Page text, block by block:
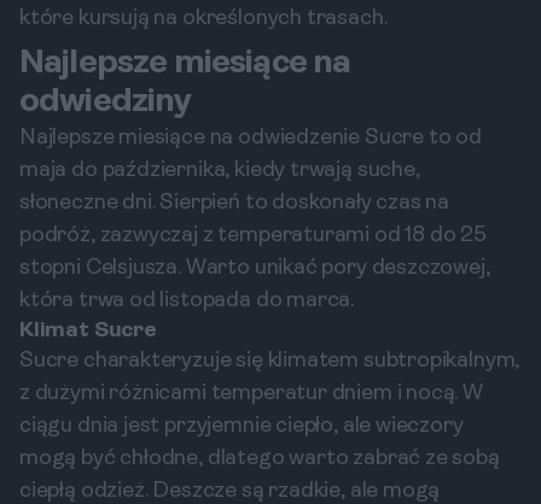
które kursują na określonych trasach.
Najlepsze miesiące na
odwiedziny
Najlepsze miesiące na odwiedzenie Sucre to od
maja do października, kiedy trwają suche,
słoneczne dni. Sierpień to doskonały czas na
podróż, zazwyczaj z temperaturami od 18 do 25
stopni Celsjusza. Warto unikać pory deszczowej,
która trwa od listopada do marca.
Klimat Sucre
Sucre charakteryzuje się klimatem subtropikalnym,
z dużymi różnicami temperatur dniem i nocą. W
ciągu dnia jest przyjemnie ciepło, ale wieczory
mogą być chłodne, dlatego warto zabrać ze sobą
ciepłą odzież. Deszcze są rzadkie, ale mogą